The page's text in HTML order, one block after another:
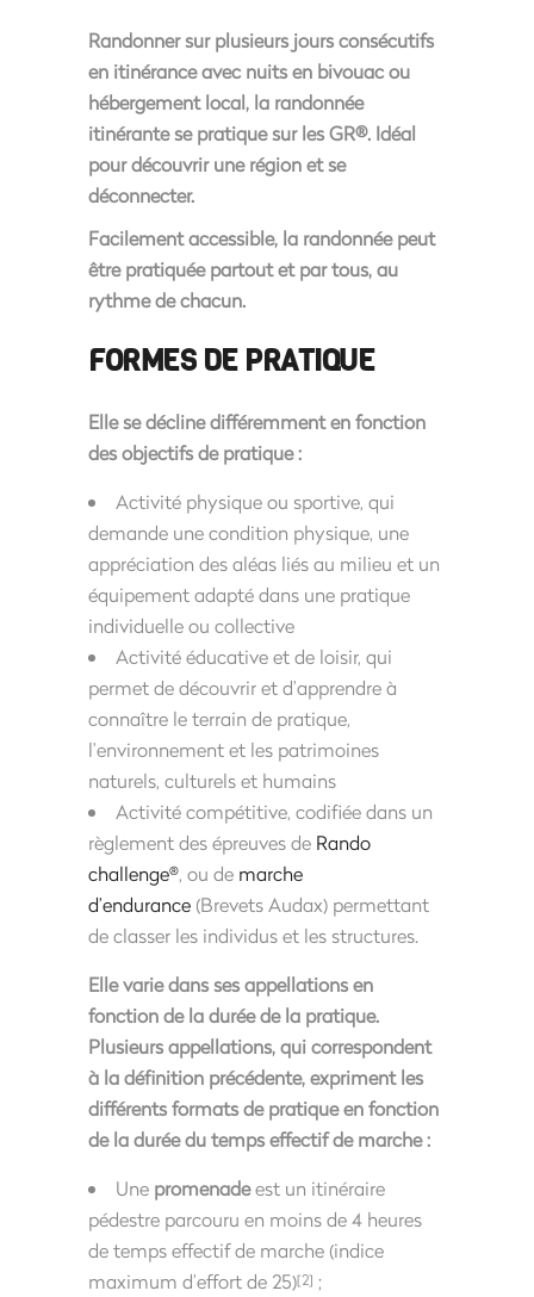
Randonner sur plusieurs jours consécutifs
en itinérance avec nuits en bivouac ou
hébergement local, la randonnée
itinérante se pratique sur les GR®. Idéal
pour découvrir une région et se
déconnecter.
Facilement accessible, la randonnée peut
être pratiquée partout et par tous, au
rythme de chacun.
FORMES DE PRATIQUE
Elle se décline différemment en fonction
des objectifs de pratique :
Activité physique ou sportive, qui
demande une condition physique, une
appréciation des aléas liés au milieu et un
équipement adapté dans une pratique
individuelle ou collective
Activité éducative et de loisir, qui
permet de découvrir et d’apprendre à
connaître le terrain de pratique,
l’environnement et les patrimoines
naturels, culturels et humains
Activité compétitive, codifiée dans un
règlement des épreuves de Rando
challenge®, ou de marche
d’endurance (Brevets Audax) permettant
de classer les individus et les structures.
Elle varie dans ses appellations en
fonction de la durée de la pratique.
Plusieurs appellations, qui correspondent
à la définition précédente, expriment les
différents formats de pratique en fonction
de la durée du temps effectif de marche :
Une promenadeest un itinéraire
pédestre parcouru en moins de 4 heures
de temps effectif de marche (indice
maximum d’effort de 25)[2] ;